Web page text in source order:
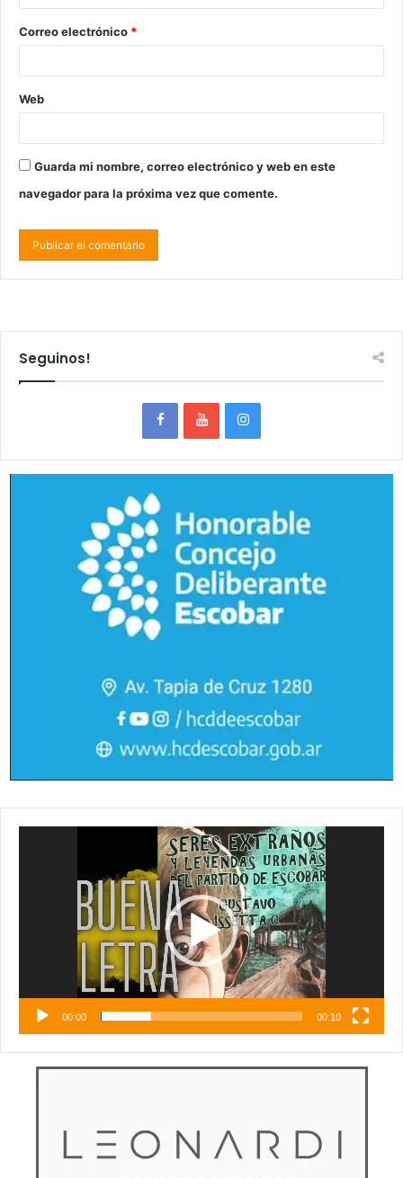
Correo electrónico *
Web
Guarda mi nombre, correo electrónico y web en este
navegador para la próxima vez que comente.
Seguinos!
00:00 00:10